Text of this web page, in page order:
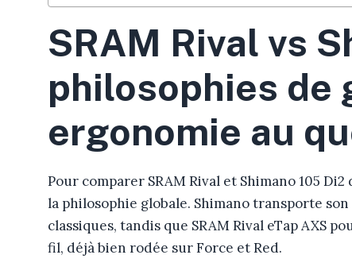
SRAM Rival vs
philosophies de
ergonomie au
Pour comparer SRAM Rival et Shimano 105
la philosophie globale. Shimano transporte
classiques, tandis que SRAM Rival eTap AXS
fil, déjà bien rodée sur Force et Red.